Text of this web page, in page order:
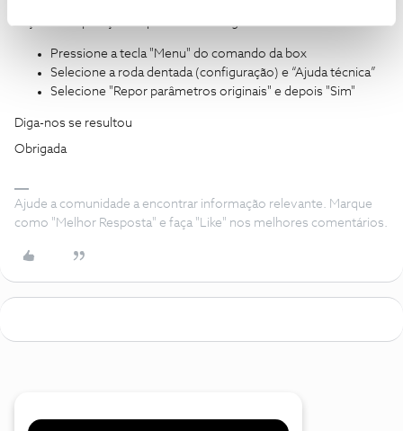
Pressione a tecla "Menu" do comando da box
Selecione a roda dentada (configuração) e “Ajuda técnica”
Selecione "Repor parâmetros originais" e depois "Sim"
Diga-nos se resultou
Obrigada
Ajude a comunidade a encontrar informação relevante. Marque
como "Melhor Resposta" e faça "Like" nos melhores comentários.